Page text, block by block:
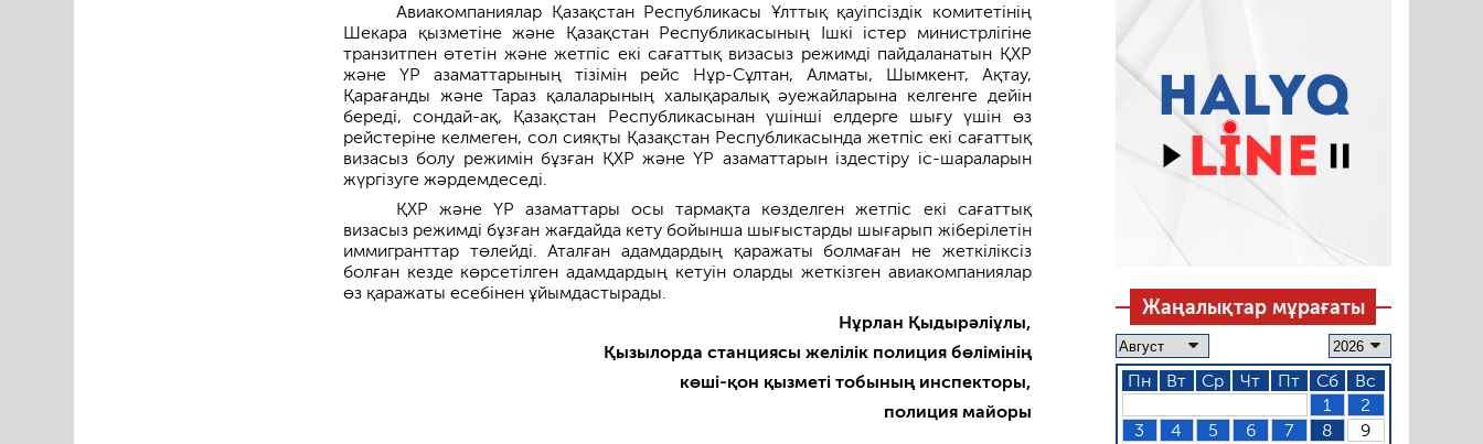
Авиакомпаниялар Қазақстан Республикасы Ұлттық қауіпсіздік комитетінің
Шекара қызметіне және Қазақстан Республикасының Ішкі істер министрлігіне
транзитпен өтетін және жетпіс екі сағаттық визасыз режимді пайдаланатын ҚХР
және ҮР азаматтарының тізімін рейс Нұр-Сұлтан, Алматы, Шымкент, Ақтау,
Қарағанды және Тараз қалаларының халықаралық әуежайларына келгенге дейін
береді, сондай-ақ, Қазақстан Республикасынан үшінші елдерге шығу үшін өз
рейстеріне келмеген, сол сияқты Қазақстан Республикасында жетпіс екі сағаттық
визасыз болу режимін бұзған ҚХР және ҮР азаматтарын іздестіру іс-шараларын
жүргізуге жәрдемдеседі.
ҚХР және ҮР азаматтары осы тармақта көзделген жетпіс екі сағаттық
визасыз режимді бұзған жағдайда кету бойынша шығыстарды шығарып жіберілетін
иммигранттар төлейді. Аталған адамдардың қаражаты болмаған не жеткіліксіз
болған кезде көрсетілген адамдардың кетуін оларды жеткізген авиакомпаниялар
өз қаражаты есебінен ұйымдастырады.
Нұрлан Қыдырәліұлы,
Қызылорда станциясы желілік полиция бөлімінің
көші-қон қызметі тобының инспекторы,
полиция майоры
Жаңалықтар мұрағаты
Пн Вт Ср Чт Пт Сб
Вс
1
2
3
4 5 6 7 8
9